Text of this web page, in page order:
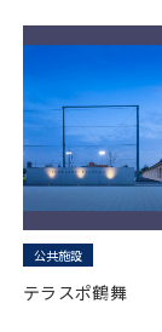
公共施設
テラスポ鶴舞